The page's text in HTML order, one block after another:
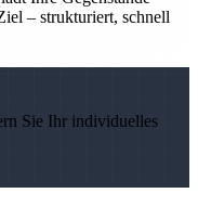
– strukturiert, schnell
Sie Ihr individuelles